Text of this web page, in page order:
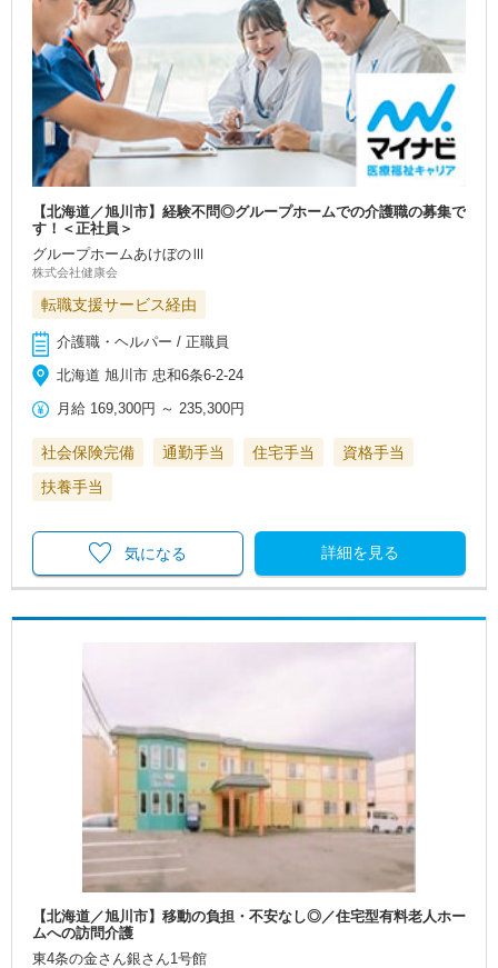
【北海道／旭川市】経験不問◎グループホームでの介護職の募集で
す！＜正社員＞
グループホームあけぼのⅢ
株式会社健康会
転職支援サービス経由
介護職・ヘルパー / 正職員
北海道 旭川市 忠和6条6‐2‐24
月給 169,300円 ～ 235,300円
社会保険完備 通勤手当 住宅手当
資格手当
扶養手当
詳細を見る
気になる
【北海道／旭川市】移動の負担・不安なし◎／住宅型有料老人ホー
ムへの訪問介護
東4条の金さん銀さん1号館